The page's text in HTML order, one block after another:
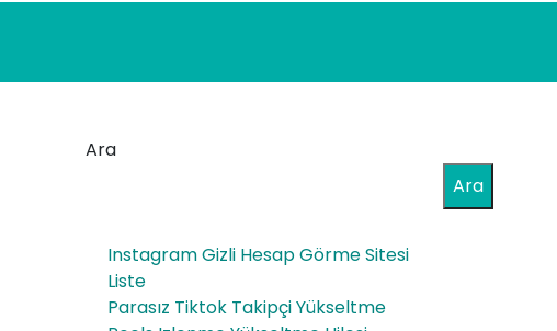
Ara
Ara
Instagram Gizli Hesap Görme Sitesi
Liste
Parasız Tiktok Takipçi Yükseltme